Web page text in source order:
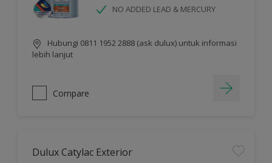
NO ADDED LEAD & MERCURY
Hubungi 0811 1952 2888 (ask dulux) untuk informasi
lebih lanjut
Compare
Dulux Catylac Exterior